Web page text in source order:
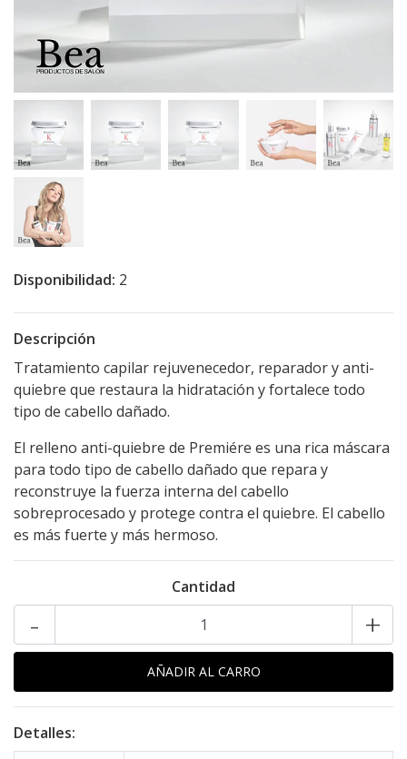
Disponibilidad: 2
Descripción
Tratamiento capilar rejuvenecedor, reparador y anti-
quiebre que restaura la hidratación y fortalece todo
tipo de cabello dañado.
El relleno anti-quiebre de Premiére es una rica máscara
para todo tipo de cabello dañado que repara y
reconstruye la fuerza interna del cabello
sobreprocesado y protege contra el quiebre. El cabello
es más fuerte y más hermoso.
Cantidad
+
-
Detalles: